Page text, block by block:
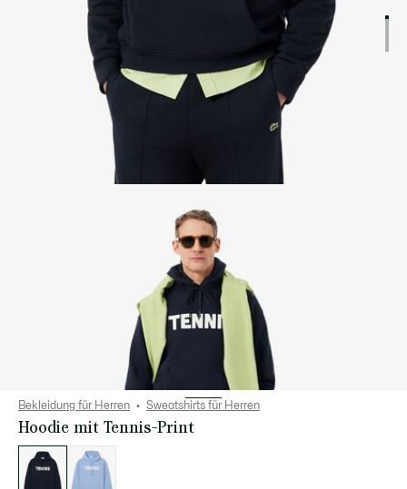
Bekleidung für Herren Sweatshirts für Herren
Hoodie mit Tennis-Print
Liste
der
Varianten